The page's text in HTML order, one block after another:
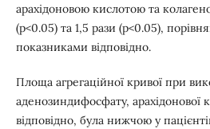
арахідоновою кислотою та
(р<0.05) та 1,5 рази (р<0.05),
показниками відповідно.
Площа агрегаційної кривої при
аденозиндифосфату, арахідонової
відповідно, була нижчою у